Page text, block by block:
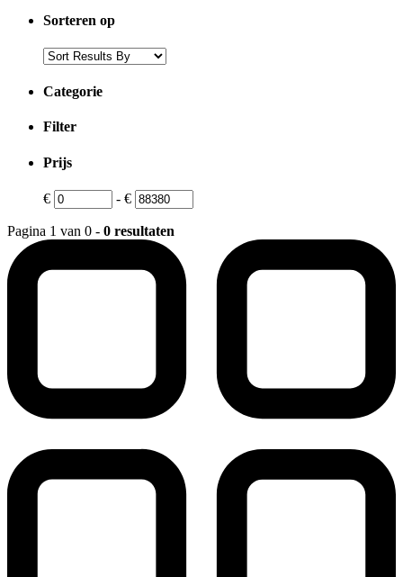
Sorteren op
Categorie
Filter
Prijs
€ - €
Pagina 1 van 0 - 0 resultaten